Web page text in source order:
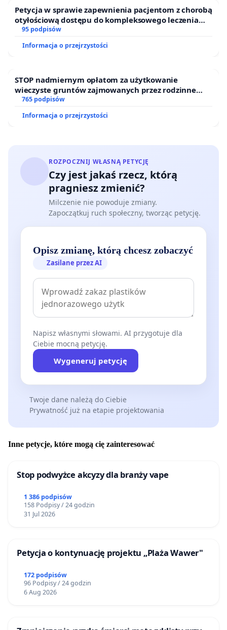
Petycja w sprawie zapewnienia pacjentom z chorobą
otyłościową dostępu do kompleksowego leczenia
oraz programów profilaktycznych.
95 podpisów
Informacja o przejrzystości
STOP nadmiernym opłatom za użytkowanie
wieczyste gruntów zajmowanych przez rodzinne
ogrody działkowe.
765 podpisów
Informacja o przejrzystości
ROZPOCZNIJ WŁASNĄ PETYCJĘ
Czy jest jakaś rzecz, którą
pragniesz zmienić?
Milczenie nie powoduje zmiany.
Zapoczątkuj ruch społeczny, tworząc petycję.
Opisz zmianę, którą chcesz zobaczyć
Zasilane przez AI
Napisz własnymi słowami. AI przygotuje dla
Ciebie mocną petycję.
Wygeneruj petycję
Twoje dane należą do Ciebie
Prywatność już na etapie projektowania
Inne petycje, które mogą cię zainteresować
Stop podwyżce akcyzy dla branży vape
1 386 podpisów
158 Podpisy / 24 godzin
31 Jul 2026
Petycja o kontynuację projektu „Plaża Wawer"
172 podpisów
96 Podpisy / 24 godzin
6 Aug 2026